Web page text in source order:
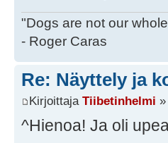
"Dogs are not our
- Roger Caras
Re: Näyttely ja
Kirjoittaja Tiibetinhelmi
^Hienoa! Ja oli